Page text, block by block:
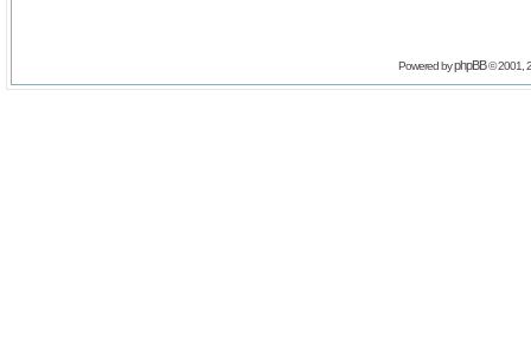
Powered byphpBB© 2001,